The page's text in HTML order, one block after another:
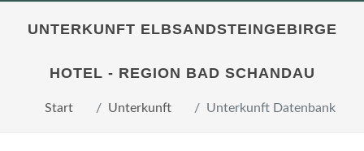
UNTERKUNFT ELBSANDSTEINGEBIRGE
HOTEL - REGION BAD SCHANDAU
Start Unterkunft Unterkunft Datenbank